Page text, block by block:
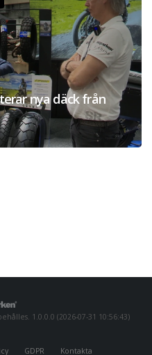
nya däck från
1.0.0.0 (2026-07-31 10:56:43)
GDPR Kontakta